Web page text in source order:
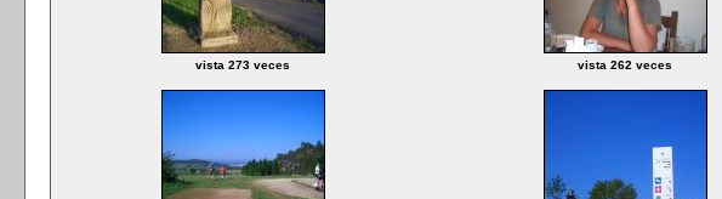
vista 273 veces vista 262 veces